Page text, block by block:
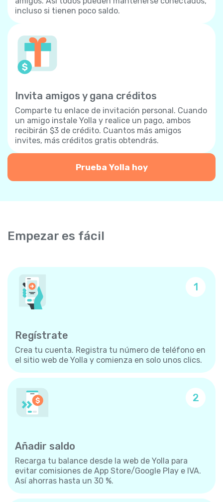
incluso si tienen poco saldo.
Invita amigos y gana créditos
Comparte tu enlace de invitación personal. Cuando
un amigo instale Yolla y realice un pago, ambos
recibirán $3 de crédito. Cuantos más amigos
invites, más créditos gratis obtendrás.
Prueba Yolla hoy
Empezar es fácil
1
Regístrate
Crea tu cuenta. Registra tu número de teléfono en
el sitio web de Yolla y comienza en solo unos clics.
2
Añadir saldo
Recarga tu balance desde la web de Yolla para
evitar comisiones de App Store/Google Play e IVA.
Así ahorras hasta un 30 %.